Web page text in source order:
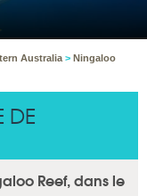
Australia > Ningaloo
DE
Reef, dans le